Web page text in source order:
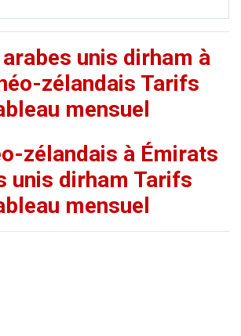
unis dirham à
zélandais Tarifs
mensuel
zélandais à Émirats
unis dirham Tarifs
mensuel